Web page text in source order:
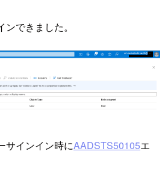
できました。
サインイン時にAADSTS50105エ